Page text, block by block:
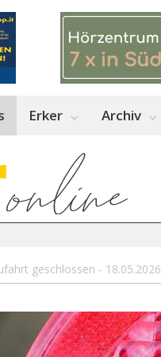
Erker Archiv
geschlossen - 18.05.2026